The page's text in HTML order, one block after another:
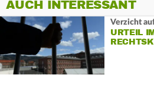
AUCH INTERESSANT
Verzicht
URTEIL